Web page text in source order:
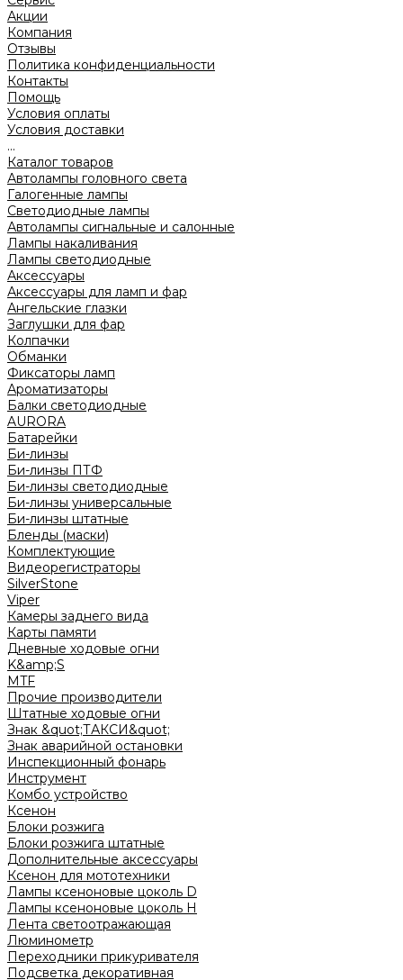
Акции
Компания
Отзывы
Политика конфиденциальности
Контакты
Помощь
Условия оплаты
Условия доставки
...
Каталог товаров
Автолампы головного света
Галогенные лампы
Светодиодные лампы
Автолампы сигнальные и салонные
Лампы накаливания
Лампы светодиодные
Аксессуары
Аксессуары для ламп и фар
Ангельские глазки
Заглушки для фар
Колпачки
Обманки
Фиксаторы ламп
Ароматизаторы
Балки светодиодные
AURORA
Батарейки
Би-линзы
Би-линзы ПТФ
Би-линзы светодиодные
Би-линзы универсальные
Би-линзы штатные
Бленды (маски)
Комплектующие
Видеорегистраторы
SilverStone
Viper
Камеры заднего вида
Карты памяти
Дневные ходовые огни
K&amp;S
MTF
Прочие производители
Штатные ходовые огни
Знак &quot;ТАКСИ&quot;
Знак аварийной остановки
Инспекционный фонарь
Инструмент
Комбо устройство
Ксенон
Блоки розжига
Блоки розжига штатные
Дополнительные аксессуары
Ксенон для мототехники
Лампы ксеноновые цоколь D
Лампы ксеноновые цоколь H
Лента светоотражающая
Люминометр
Переходники прикуривателя
Подсветка декоративная